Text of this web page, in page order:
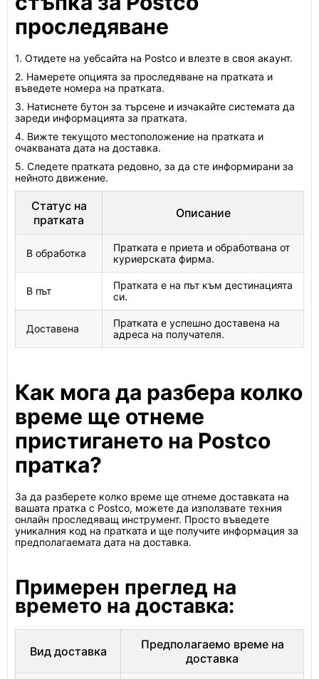
проследяване
1. Отидете на уебсайта на Postco и влезте в своя акаунт.
2. Намерете опцията за проследяване на пратката и
въведете номера на пратката.
3. Натиснете бутон за търсене и изчакайте системата да
зареди информацията за пратката.
4. Вижте текущото местоположение на пратката и
очакваната дата на доставка.
5. Следете пратката редовно, за да сте информирани за
нейното движение.
Статус на
пратката
Описание
В обработка
Пратката е приета и обработвана от
куриерската фирма.
В път
Пратката е на път към дестинацията
си.
Доставена
Пратката е успешно доставена на
адреса на получателя.
Как мога да разбера колко
време ще отнеме
пристигането на Postco
пратка?
За да разберете колко време ще отнеме доставката на
вашата пратка с Postco, можете да използвате техния
онлайн проследяващ инструмент. Просто въведете
уникалния код на пратката и ще получите информация за
предполагаемата дата на доставка.
Примерен преглед на
времето на доставка:
Вид доставка
Предполагаемо време на
доставка